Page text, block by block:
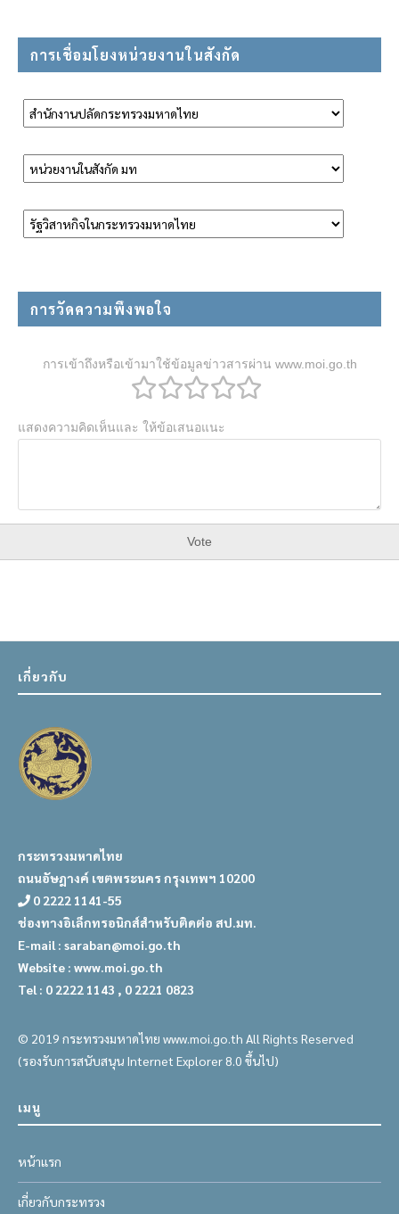
การเชื่อมโยงหน่วยงานในสังกัด
การวัดความพึงพอใจ
การเข้าถึงหรือเข้ามาใช้ข้อมูลข่าวสารผ่าน www.moi.go.th
แสดงความคิดเห็นและ ให้ข้อเสนอแนะ
Vote
เกี่ยวกับ
กระทรวงมหาดไทย
ถนนอัษฎางค์ เขตพระนคร กรุงเทพฯ 10200
0 2222 1141-55
ช่องทางอิเล็กทรอนิกส์สำหรับติดต่อ สป.มท.
E-mail : saraban@moi.go.th
Website : www.moi.go.th
Tel : 0 2222 1143 , 0 2221 0823
© 2019 กระทรวงมหาดไทย www.moi.go.th All Rights Reserved
(รองรับการสนับสนุน Internet Explorer 8.0 ขึ้นไป)
เมนู
หน้าแรก
เกี่ยวกับกระทรวง